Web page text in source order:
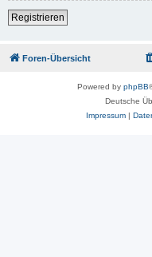
Registrieren
Foren-Übersicht
Powered by phpBB
Deutsche
Impressum |